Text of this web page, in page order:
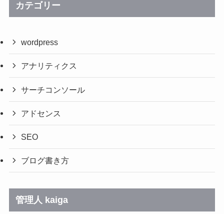
カテゴリー
wordpress
アナリティクス
サーチコンソール
アドセンス
SEO
ブログ書き方
管理人 kaiga